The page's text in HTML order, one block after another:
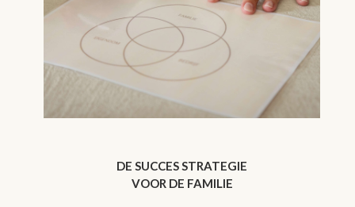
DE SUCCES STRATEGIE
VOOR DE FAMILIE